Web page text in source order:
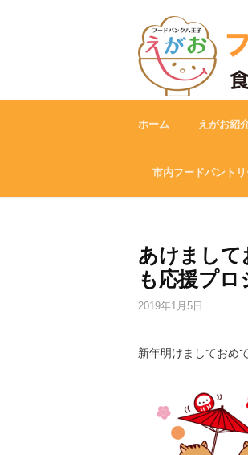
ホーム えがお紹
市内フードパント
あけまして
も応援プロ
2019年1月5日
新年明けましておめ